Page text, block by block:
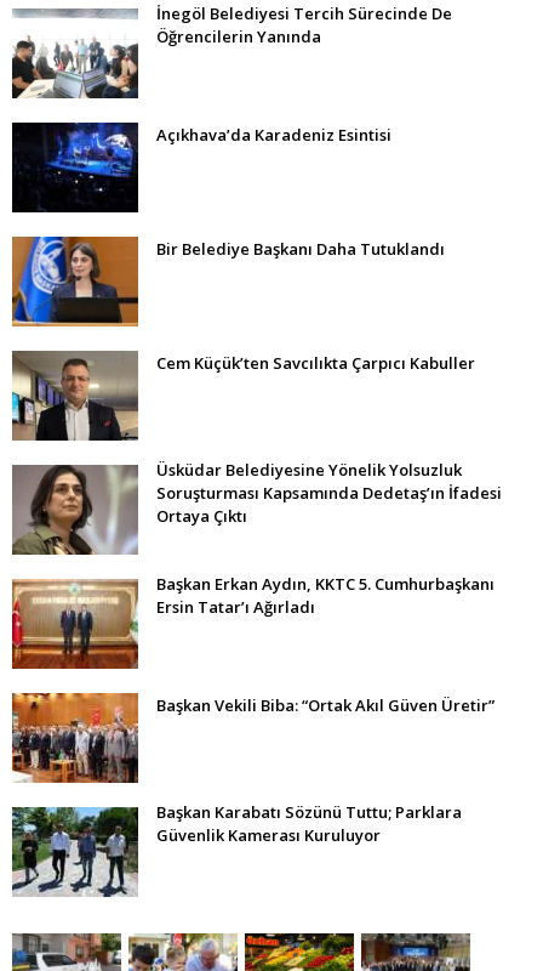
İnegöl Belediyesi Tercih Sürecinde De
Öğrencilerin Yanında
Açıkhava’da Karadeniz Esintisi
Bir Belediye Başkanı Daha Tutuklandı
Cem Küçük’ten Savcılıkta Çarpıcı Kabuller
Üsküdar Belediyesine Yönelik Yolsuzluk
Soruşturması Kapsamında Dedetaş’ın İfadesi
Ortaya Çıktı
Başkan Erkan Aydın, KKTC 5. Cumhurbaşkanı
Ersin Tatar’ı Ağırladı
Başkan Vekili Biba: “Ortak Akıl Güven Üretir”
Başkan Karabatı Sözünü Tuttu; Parklara
Güvenlik Kamerası Kuruluyor